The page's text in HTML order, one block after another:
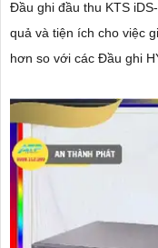
Đầu ghi đầu thu KTS
quả và tiện ích cho việc giám sát an
hơn so với các Đầu ghi